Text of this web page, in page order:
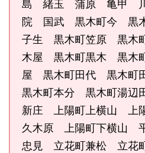
島 緒玉 蒲原 亀甲
院 国武 黒木町今 黒
子生 黒木町笠原 黒木
木屋 黒木町黒木 黒木
屋 黒木町田代 黒木町
黒木町本分 黒木町湯
新庄 上陽町上横山 上
久木原 上陽町下横山
忠見 立花町兼松 立花